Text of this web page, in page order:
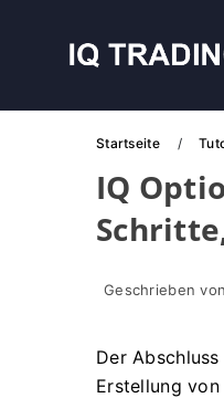
Startseite
IQ
Geschrieben von
Der
Erstellung